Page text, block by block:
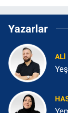
Yazarlar
ALI